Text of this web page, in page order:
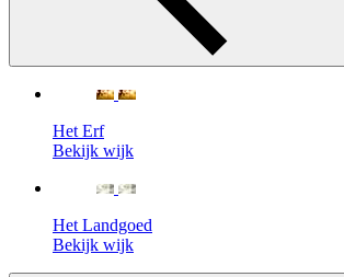
Het Erf
Bekijk wijk
Het Landgoed
Bekijk wijk